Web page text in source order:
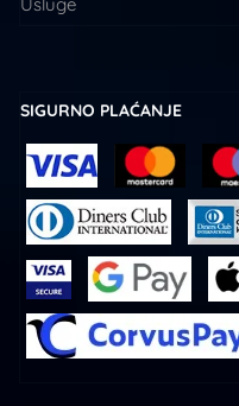
SIGURNO PLAĆANJE